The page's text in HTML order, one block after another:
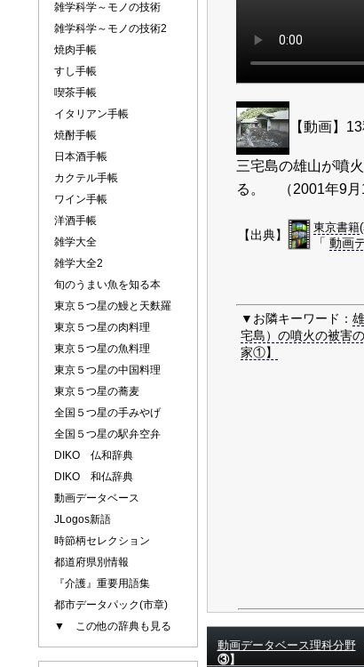
雑学科学～モノの技術
雑学科学～モノの技術2
焼肉手帳
すし手帳
喫茶手帳
イタリアン手帳
焼酎手帳
日本酒手帳
カクテル手帳
ワイン手帳
洋酒手帳
雑学大全
雑学大全2
旬のうまい魚を知る本
東京５つ星の鰻と天麩羅
東京５つ星の肉料理
東京５つ星の魚料理
東京５つ星の中国料理
東京５つ星の蕎麦
全国５つ星の手みやげ
全国５つ星の駅弁空弁
DIKO 仏和辞典
DIKO 和仏辞典
動画データベース
JLogos新語
時節柄セレクション
都道府県別情報
『介護』重要用語集
都市データパック(市章)
▼ この他の辞典も見る
【動画】
三宅島の雄山が噴
る。 （2001年9月
【出典】
東京書籍
「 動画
▼お隣キーワード：
宅島）の噴火の被害
家①】
動画データベース理科分野
③】